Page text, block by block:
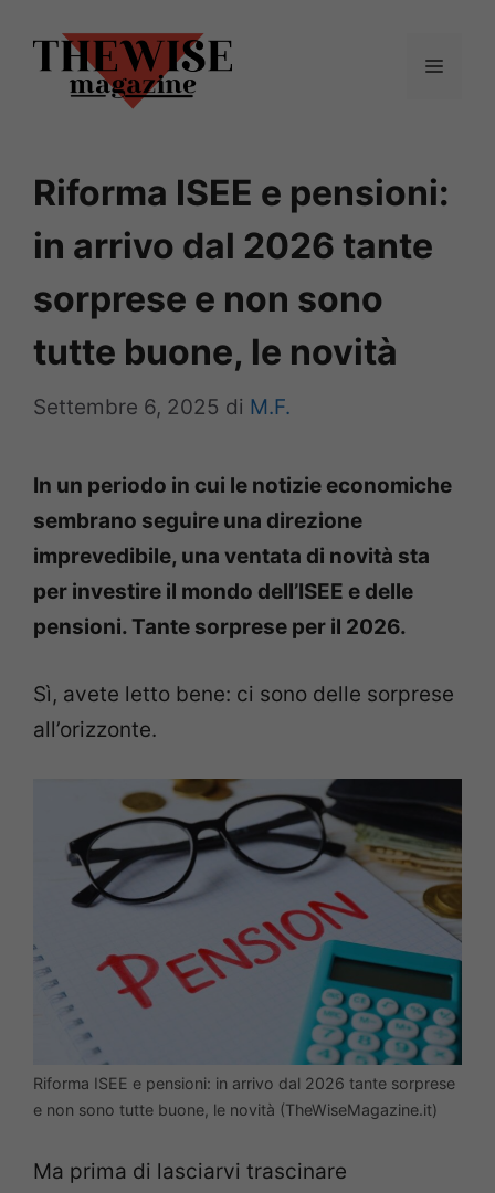
contenuto
Menu
Riforma ISEE e pensioni:
in arrivo dal 2026 tante
sorprese e non sono
tutte buone, le novità
Settembre 6, 2025 di M.F.
In un periodo in cui le notizie economiche
sembrano seguire una direzione
imprevedibile, una ventata di novità sta
per investire il mondo dell’ISEE e delle
pensioni. Tante sorprese per il 2026.
Sì, avete letto bene: ci sono delle sorprese
all’orizzonte.
Riforma ISEE e pensioni: in arrivo dal 2026 tante sorprese
e non sono tutte buone, le novità (TheWiseMagazine.it)
Ma prima di lasciarvi trascinare